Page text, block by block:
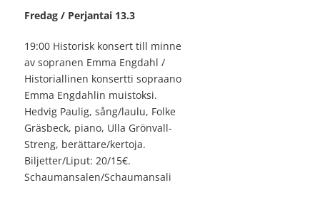
Fredag / Perjantai 13.3
19:00 Historisk konsert till minne
av sopranen Emma Engdahl /
Historiallinen konsertti sopraano
Emma Engdahlin muistoksi.
Hedvig Paulig, sång/laulu, Folke
Gräsbeck, piano, Ulla Grönvall-
Streng, berättare/kertoja.
Biljetter/Liput: 20/15€.
Schaumansalen/Schaumansali